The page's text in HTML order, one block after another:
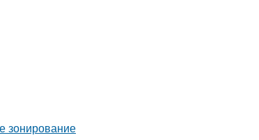
зонирование